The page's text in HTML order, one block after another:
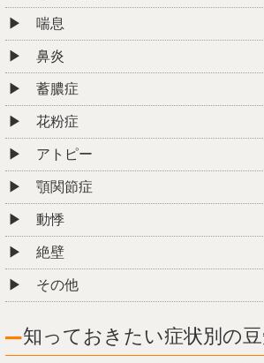
喘息
鼻炎
蓄膿症
花粉症
アトピー
顎関節症
動悸
絶壁
その他
知っておきたい症状別の